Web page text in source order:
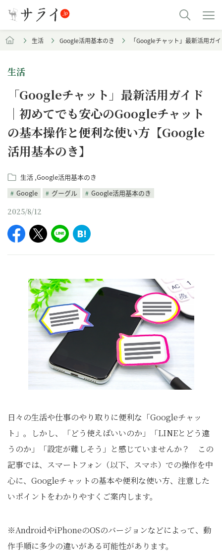
生活 Google活用基本のき 「Googleチャット」最新活用ガ
生活
「Googleチャット」最新活用ガイド
｜初めてでも安心のGoogleチャット
の基本操作と便利な使い方【Google
活用基本のき】
生活 Google活用基本のき
Google
グーグル Google活用基本のき
2025/8/12
日々の生活や仕事のやり取りに便利な「Googleチャッ
ト」。しかし、「どう使えばいいのか」「LINEとどう違
うのか」「設定が難しそう」と感じていませんか？ この
記事では、スマートフォン（以下、スマホ）での操作を中
心に、Googleチャットの基本や便利な使い方、注意した
いポイントをわかりやすくご案内します。
※AndroidやiPhoneのOSのバージョンなどによって、動
作手順に多少の違いがある可能性があります。